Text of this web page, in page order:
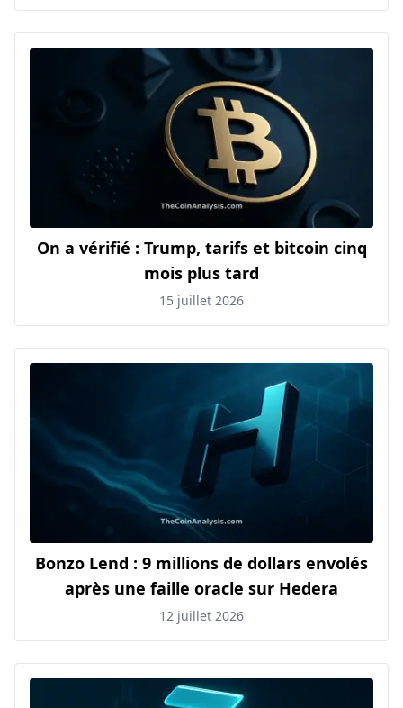
On a vérifié : Trump, tarifs et bitcoin cinq
mois plus tard
15 juillet 2026
Bonzo Lend : 9 millions de dollars envolés
après une faille oracle sur Hedera
12 juillet 2026